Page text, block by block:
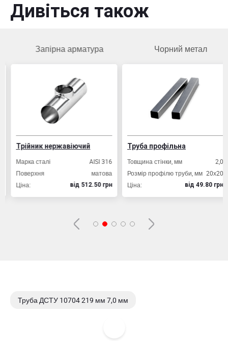
Дивіться також
Запірна арматура
Трійник нержавіючий
Марка сталі
AISI 316
Поверхня
матова
Ціна:
вiд 512.50 грн
Чорний метал
Труба профільна
Товщина стінки, мм
2,0
Розмір профілю труби, мм 20х20
Ціна:
вiд 49.80 грн
Труба ДСТУ 10704 219 мм 7,0 мм